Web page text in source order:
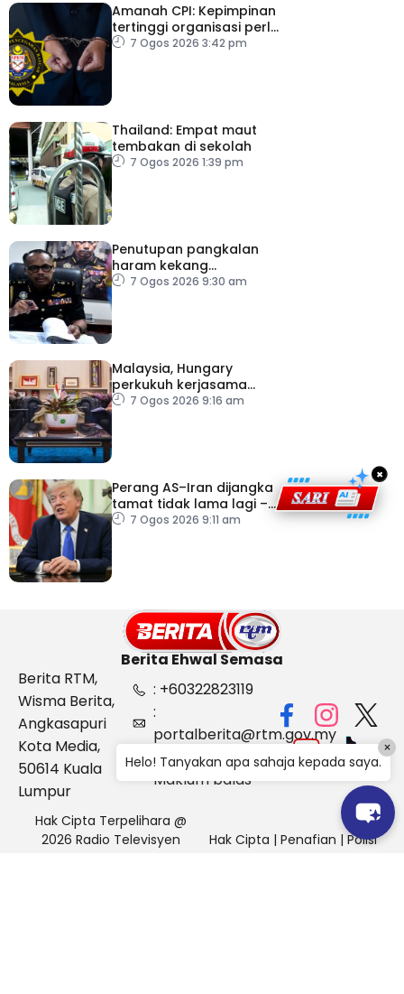
Amanah CPI: Kepimpinan
tertinggi organisasi perlu
pacu reformasi radikal
7 Ogos 2026 3:42 pm
Thailand: Empat maut
tembakan di sekolah
7 Ogos 2026 1:39 pm
Penutupan pangkalan
haram kekang
penyeludupan di
7 Ogos 2026 9:30 am
Malaysia, Hungary
perkukuh kerjasama
sektor pertanian
7 Ogos 2026 9:16 am
Perang AS–Iran dijangka
tamat tidak lama lagi –
Trump
7 Ogos 2026 9:11 am
×
Berita Ehwal Semasa
Berita RTM,
Wisma Berita,
Angkasapuri
Kota Media,
50614 Kuala
Lumpur
: +60322823119
:
portalberita@rtm.gov.my
: Aduan &
Maklum balas
Hak Cipta Terpelihara @
2026 Radio Televisyen
Hak Cipta | Penafian | Polisi
Helo! Tanyakan apa sahaja kepada saya.
×